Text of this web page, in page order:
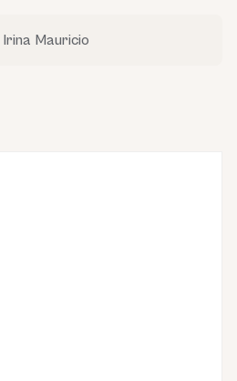
Irina Mauricio